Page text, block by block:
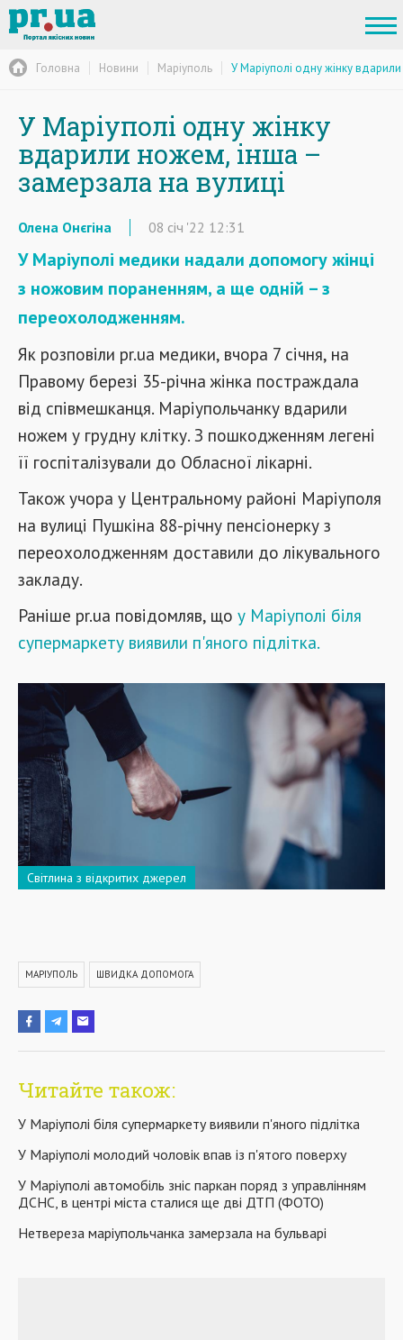
Головна Новини Маріуполь У Маріуполі одну жінку
У Маріуполі одну жінку
вдарили ножем, інша –
замерзала на вулиці
Олена Онєгіна 08 січ '22 12:31
У Маріуполі медики надали допомогу жінці
з ножовим пораненням, а ще одній – з
переохолодженням.
Як розповіли pr.ua медики, вчора 7 січня, на
Правому березі 35-річна жінка постраждала
від співмешканця. Маріупольчанку вдарили
ножем у грудну клітку. З пошкодженням легені
її госпіталізували до Обласної лікарні.
Також учора у Центральному районі Маріуполя
на вулиці Пушкіна 88-річну пенсіонерку з
переохолодженням доставили до лікувального
закладу.
Раніше pr.ua повідомляв, що у Маріуполі біля
супермаркету виявили п'яного підлітка.
Світлина з відкритих джерел
МАРІУПОЛЬ ШВИДКА ДОПОМОГА
Читайте також:
У Маріуполі біля супермаркету виявили п'яного підлітка
У Маріуполі молодий чоловік впав із п'ятого поверху
У Маріуполі автомобіль зніс паркан поряд з управлінням
ДСНС, в центрі міста сталися ще дві ДТП (ФОТО)
Нетвереза маріупольчанка замерзала на бульварі